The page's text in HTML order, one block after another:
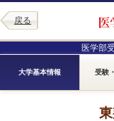
戻る
医学部
大学基本情報 受験